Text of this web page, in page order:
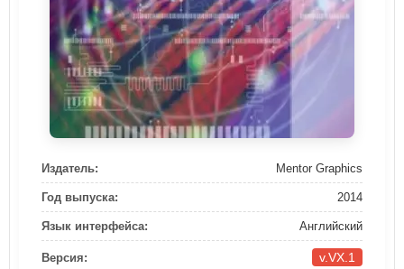
Издатель: Mentor Graphics
Год выпуска: 2014
Язык интерфейса: Английский
Версия: v.VX.1